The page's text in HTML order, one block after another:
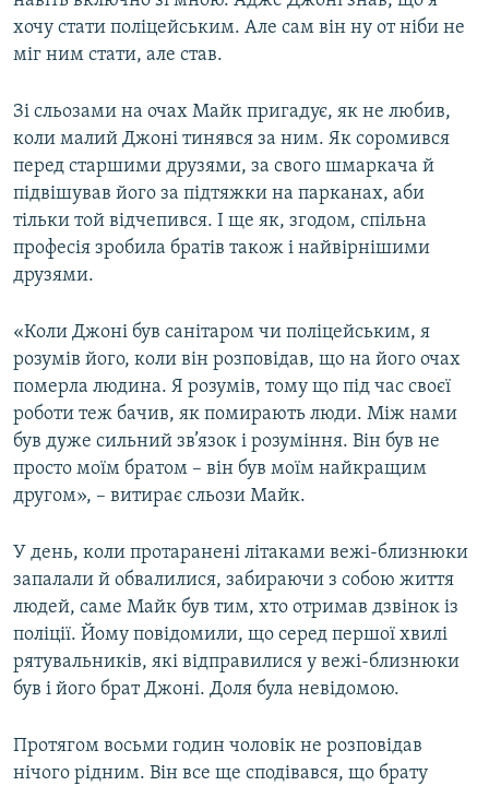
хочу стати поліцейським. Але сам він ну от ніби не
міг ним стати, але став.
Зі сльозами на очах Майк пригадує, як не любив,
коли малий Джоні тинявся за ним. Як соромився
перед старшими друзями, за свого шмаркача й
підвішував його за підтяжки на парканах, аби
тільки той відчепився. І ще як, згодом, спільна
професія зробила братів також і найвірнішими
друзями.
«Коли Джоні був санітаром чи поліцейським, я
розумів його, коли він розповідав, що на його очах
померла людина. Я розумів, тому що під час своєї
роботи теж бачив, як помирають люди. Між нами
був дуже сильний зв’язок і розуміння. Він був не
просто моїм братом – він був моїм найкращим
другом», – витирає сльози Майк.
У день, коли протаранені літаками вежі-близнюки
запалали й обвалилися, забираючи з собою життя
людей, саме Майк був тим, хто отримав дзвінок із
поліції. Йому повідомили, що серед першої хвилі
рятувальників, які відправилися у вежі-близнюки
був і його брат Джоні. Доля була невідомою.
Протягом восьми годин чоловік не розповідав
нічого рідним. Він все ще сподівався, що брату